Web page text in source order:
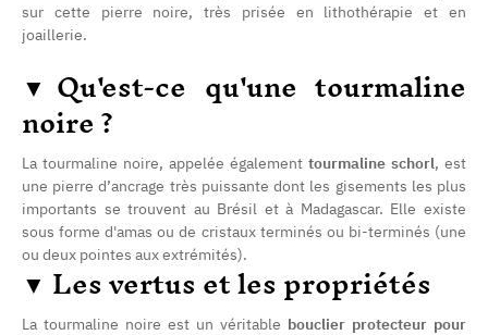
(7 avis)
sur cette pierre noire, très prisée en lithothérapie et en
joaillerie.
▼Qu'est-ce qu'une tourmaline
noire ?
La tourmaline noire, appelée également tourmaline schorl, est
une pierre d’ancrage très puissante dont les gisements les plus
importants se trouvent au Brésil et à Madagascar. Elle existe
sous forme d'amas ou de cristaux terminés ou bi-terminés (une
ou deux pointes aux extrémités).
▼ Les vertus et les propriétés
La tourmaline noire est un véritable bouclier protecteur pour